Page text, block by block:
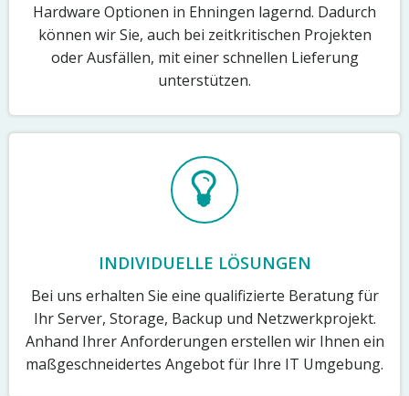
Hardware Optionen in Ehningen lagernd. Dadurch
können wir Sie, auch bei zeitkritischen Projekten
oder Ausfällen, mit einer schnellen Lieferung
unterstützen.
INDIVIDUELLE LÖSUNGEN
Bei uns erhalten Sie eine qualifizierte Beratung für
Ihr Server, Storage, Backup und Netzwerkprojekt.
Anhand Ihrer Anforderungen erstellen wir Ihnen ein
maßgeschneidertes Angebot für Ihre IT Umgebung.